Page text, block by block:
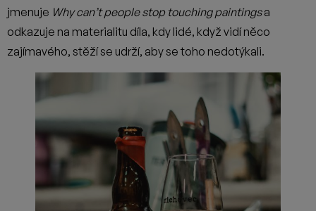
jmenuje Why can’t people stop touching paintingsa
odkazuje na materialitu díla, kdy lidé, když vidí něco
zajímavého, stěží se udrží, aby se toho nedotýkali.